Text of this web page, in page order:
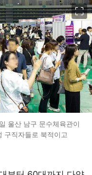
울산 남구 문수체육관이
구직자들로 북적이고